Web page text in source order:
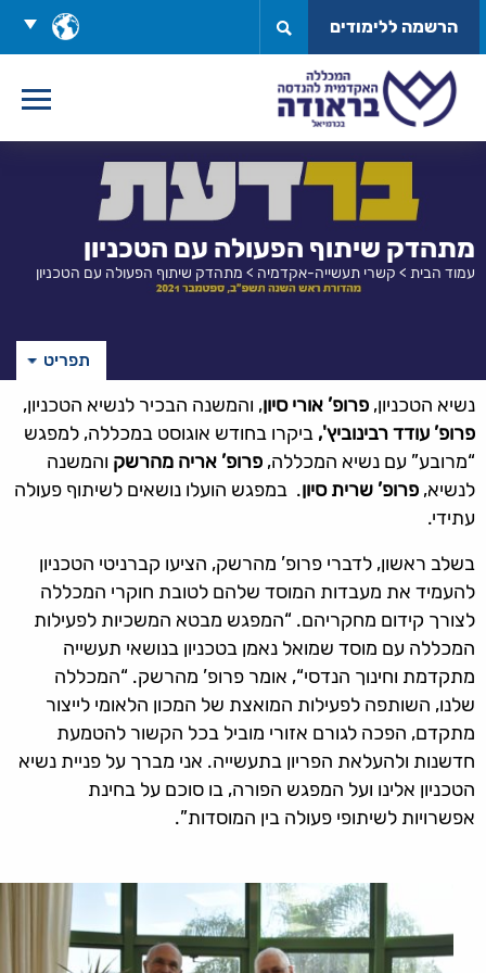
לתוכן
בחר
שפה
הרשמה ללימודים
מתהדק שיתוף הפעולה עם הטכניון
עמוד הבית > קשרי תעשייה-אקדמיה > מתהדק שיתוף הפעולה עם הטכניון
תפריט
נשיא הטכניון, פרופ’ אורי סיון, והמשנה הבכיר לנשיא הטכניון,
פרופ’ עודד רבינוביץ', ביקרו בחודש אוגוסט במכללה, למפגש
“מרובע” עם נשיא המכללה, פרופ’ אריה מהרשק והמשנה
לנשיא, פרופ’ שרית סיון. במפגש הועלו נושאים לשיתוף פעולה
עתידי.
בשלב ראשון, לדברי פרופ’ מהרשק, הציעו קברניטי הטכניון
להעמיד את מעבדות המוסד שלהם לטובת חוקרי המכללה
לצורך קידום מחקריהם. “המפגש מבטא המשכיות לפעילות
המכללה עם מוסד שמואל נאמן בטכניון בנושאי תעשייה
מתקדמת וחינוך הנדסי“, אומר פרופ’ מהרשק. “המכללה
שלנו, השותפה לפעילות המואצת של המכון הלאומי לייצור
מתקדם, הפכה לגורם אזורי מוביל בכל הקשור להטמעת
חדשנות ולהעלאת הפריון בתעשייה. אני מברך על פניית נשיא
הטכניון אלינו ועל המפגש הפורה, בו סוכם על בחינת
אפשרויות לשיתופי פעולה בין המוסדות”.